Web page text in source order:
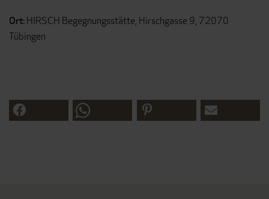
Ort:HIRSCH Begegnungsstätte, Hirschgasse 9, 72070
Tübingen